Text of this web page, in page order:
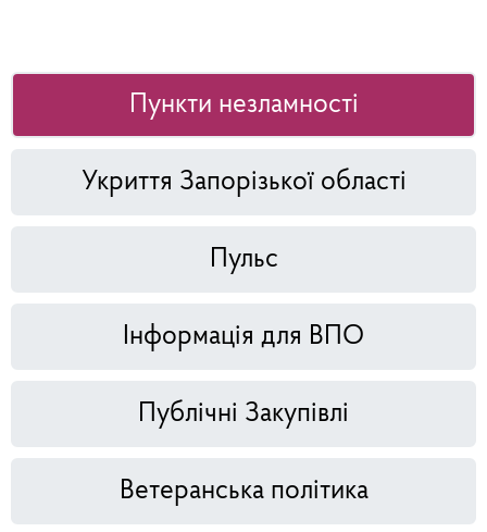
Пункти незламності
Укриття Запорізької області
Пульс
Інформація для ВПО
Публічні Закупівлі
Ветеранська політика